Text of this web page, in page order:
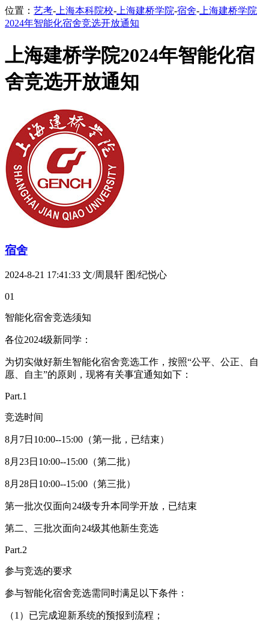
位置： 艺考- 上海本科院校- 上海建桥学院-宿舍- 上海建桥学院
2024年智能化宿舍竞选开放通知
上海建桥学院2024年智能化宿
舍竞选开放通知
宿舍
2024-8-21 17:41:33 文/周晨轩 图/纪悦心
01
智能化宿舍竞选须知
各位2024级新同学：
为切实做好新生智能化宿舍竞选工作，按照“公平、公正、自
愿、自主”的原则，现将有关事宜通知如下：
Part.1
竞选时间
8月7日10:00--15:00（第一批，已结束）
8月23日10:00--15:00（第二批）
8月28日10:00--15:00（第三批）
第一批次仅面向24级专升本同学开放，已结束
第二、三批次面向24级其他新生竞选
Part.2
参与竞选的要求
参与智能化宿舍竞选需同时满足以下条件：
（1）已完成迎新系统的预报到流程；